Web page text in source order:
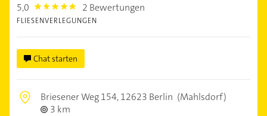
5,0 5.0 2 Bewertungen
FLIESENVERLEGUNGEN
Chat starten
Briesener Weg 154,12623 Berlin (Mahlsdorf)
3 km